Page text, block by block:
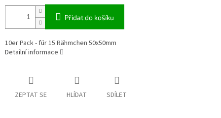
Přidat do košíku
10er Pack - für 15 Rähmchen 50x50mm
Detailní informace
ZEPTAT SE HLÍDAT SDÍLET